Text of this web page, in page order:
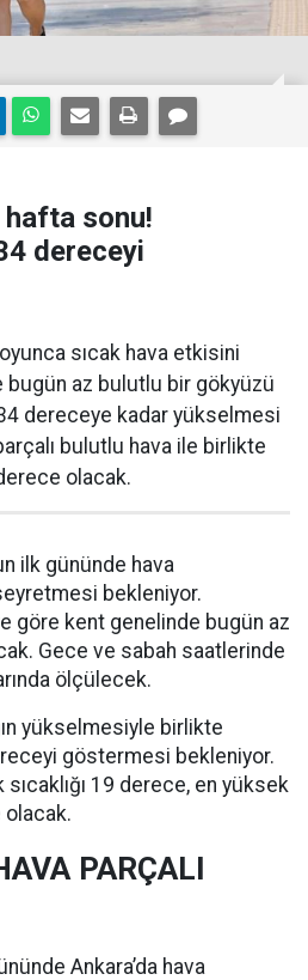
hafta sonu!
dereceyi
sıcak hava etkisini
az bulutlu bir gökyüzü
dereceye kadar yükselmesi
bulutlu hava ile birlikte
olacak.
ilk gününde hava
bekleniyor.
göre kent genelinde bugün az
Gece ve sabah saatlerinde
ölçülecek.
yükselmesiyle birlikte
göstermesi bekleniyor.
19 derece, en yüksek
olacak.
PARÇALI
Ankara’da hava